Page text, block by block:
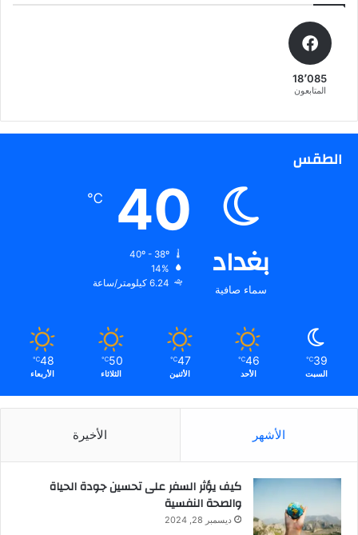
18٬085
المتابعون
الطقس
بغداد
سماء صافية
40
℃
14%
6.24 كيلومتر/ساعة
39
℃
السبت
46
℃
الأحد
47
℃
الأثنين
50
℃
الثلاثاء
48
℃
الأربعاء
الأشهر الأخيرة
كيف يؤثر السفر على تحسين جودة الحياة
والصحة النفسية
ديسمبر 28, 2024